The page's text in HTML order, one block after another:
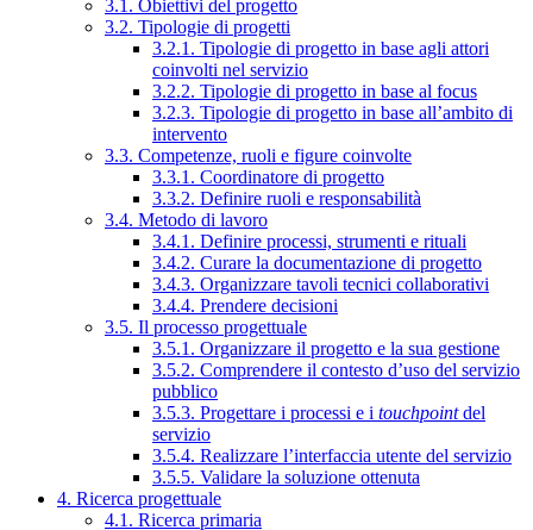
3.1. Obiettivi del progetto
3.2. Tipologie di progetti
3.2.1. Tipologie di progetto in base agli attori
coinvolti nel servizio
3.2.2. Tipologie di progetto in base al focus
3.2.3. Tipologie di progetto in base all’ambito di
intervento
3.3. Competenze, ruoli e figure coinvolte
3.3.1. Coordinatore di progetto
3.3.2. Definire ruoli e responsabilità
3.4. Metodo di lavoro
3.4.1. Definire processi, strumenti e rituali
3.4.2. Curare la documentazione di progetto
3.4.3. Organizzare tavoli tecnici collaborativi
3.4.4. Prendere decisioni
3.5. Il processo progettuale
3.5.1. Organizzare il progetto e la sua gestione
3.5.2. Comprendere il contesto d’uso del servizio
pubblico
3.5.3. Progettare i processi e i touchpointdel
servizio
3.5.4. Realizzare l’interfaccia utente del servizio
3.5.5. Validare la soluzione ottenuta
4. Ricerca progettuale
4.1. Ricerca primaria